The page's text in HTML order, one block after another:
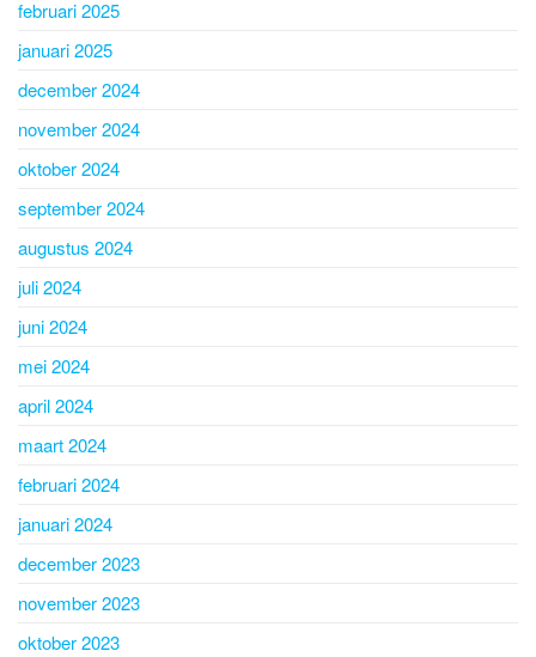
februari 2025
januari 2025
december 2024
november 2024
oktober 2024
september 2024
augustus 2024
juli 2024
juni 2024
mei 2024
april 2024
maart 2024
februari 2024
januari 2024
december 2023
november 2023
oktober 2023